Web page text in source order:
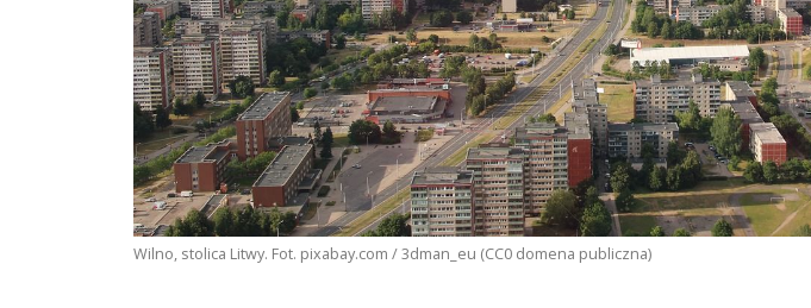
Wilno, stolica Litwy. Fot. pixabay.com / 3dman_eu (CC0 domena publiczna)